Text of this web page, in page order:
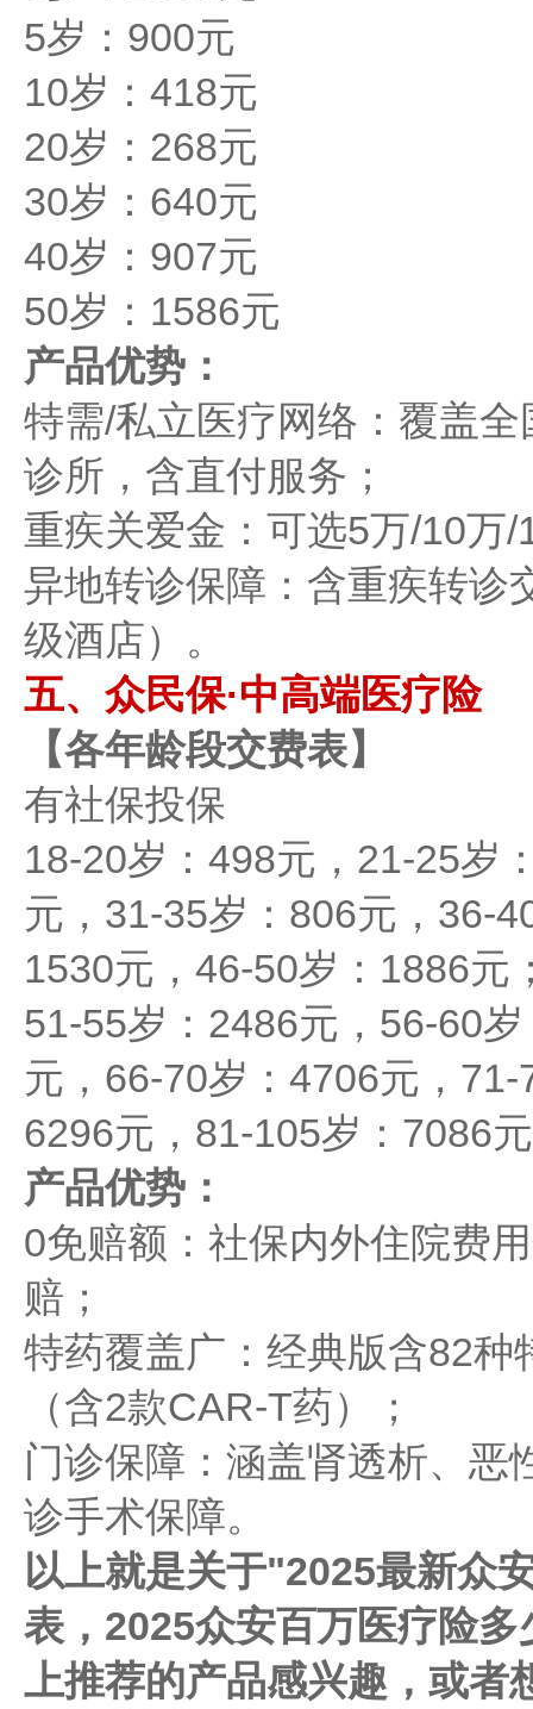
5岁：900元
10岁：418元
20岁：268元
30岁：640元
40岁：907元
50岁：1586元
产品优势：
特需/私立医疗网络：覆盖
诊所，含直付服务；
重疾关爱金：可选5万/10万
异地转诊保障：含重疾转诊
级酒店）。
五、众民保·中高端医疗险
【各年龄段交费表】
有社保投保
18-20岁：498元，21-25岁
元，31-35岁：806元，36-
1530元，46-50岁：1886元
51-55岁：2486元，56-60
元，66-70岁：4706元，
6296元，81-105岁：7086
产品优势：
0免赔额：社保内外住院费
赔；
特药覆盖广：经典版含82
（含2款CAR-T药）；
门诊保障：涵盖肾透析、恶
诊手术保障。
以上就是关于"2025最新众
表，2025众安百万医疗险
上推荐的产品感兴趣，或者